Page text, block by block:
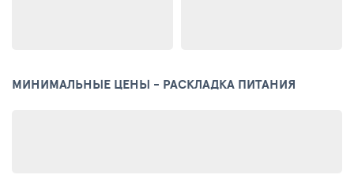
МИНИМАЛЬНЫЕ ЦЕНЫ - РАСКЛАДКА ПИТАНИЯ